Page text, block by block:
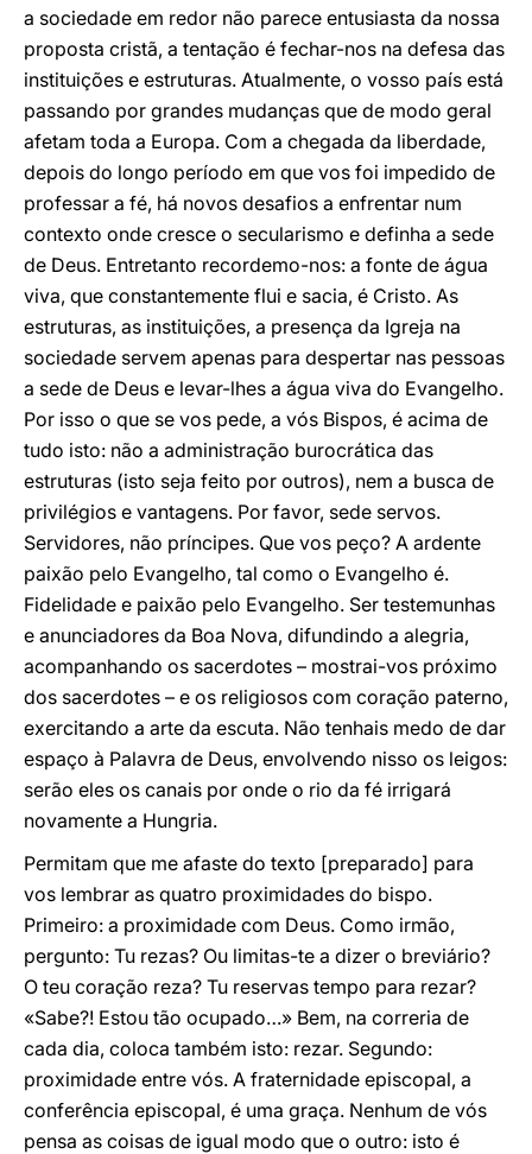
a sociedade em redor não parece entusiasta da nossa
proposta cristã, a tentação é fechar-nos na defesa das
instituições e estruturas. Atualmente, o vosso país está
passando por grandes mudanças que de modo geral
afetam toda a Europa. Com a chegada da liberdade,
depois do longo período em que vos foi impedido de
professar a fé, há novos desafios a enfrentar num
contexto onde cresce o secularismo e definha a sede
de Deus. Entretanto recordemo-nos: a fonte de água
viva, que constantemente flui e sacia, é Cristo. As
estruturas, as instituições, a presença da Igreja na
sociedade servem apenas para despertar nas pessoas
a sede de Deus e levar-lhes a água viva do Evangelho.
Por isso o que se vos pede, a vós Bispos, é acima de
tudo isto: não a administração burocrática das
estruturas (isto seja feito por outros), nem a busca de
privilégios e vantagens. Por favor, sede servos.
Servidores, não príncipes. Que vos peço? A ardente
paixão pelo Evangelho, tal como o Evangelho é.
Fidelidade e paixão pelo Evangelho. Ser testemunhas
e anunciadores da Boa Nova, difundindo a alegria,
acompanhando os sacerdotes – mostrai-vos próximo
dos sacerdotes – e os religiosos com coração paterno,
exercitando a arte da escuta. Não tenhais medo de dar
espaço à Palavra de Deus, envolvendo nisso os leigos:
serão eles os canais por onde o rio da fé irrigará
novamente a Hungria.
Permitam que me afaste do texto [preparado] para
vos lembrar as quatro proximidades do bispo.
Primeiro: a proximidade com Deus. Como irmão,
pergunto: Tu rezas? Ou limitas-te a dizer o breviário?
O teu coração reza? Tu reservas tempo para rezar?
«Sabe?! Estou tão ocupado…» Bem, na correria de
cada dia, coloca também isto: rezar. Segundo:
proximidade entre vós. A fraternidade episcopal, a
conferência episcopal, é uma graça. Nenhum de vós
pensa as coisas de igual modo que o outro: isto é